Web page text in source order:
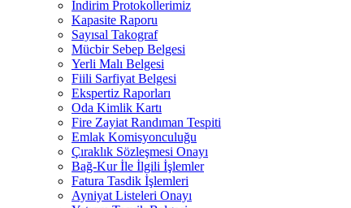
İndirim Protokollerimiz
Kapasite Raporu
Sayısal Takograf
Mücbir Sebep Belgesi
Yerli Malı Belgesi
Fiili Sarfiyat Belgesi
Ekspertiz Raporları
Oda Kimlik Kartı
Fire Zayiat Randıman Tespiti
Emlak Komisyonculuğu
Çıraklık Sözleşmesi Onayı
Bağ-Kur İle İlgili İşlemler
Fatura Tasdik İşlemleri
Ayniyat Listeleri Onayı